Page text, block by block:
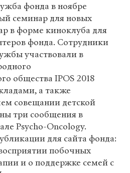
фонда в ноябре
семинар для новых
в форме киноклуба для
фонда. Сотрудники
участвовали в
общества IPOS 2018
а также
совещании детской
три сообщения в
Psycho-Oncology.
для сайта фонда:
побочных
и о поддержке семей с